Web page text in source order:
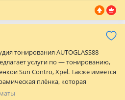
тонирования AUTOGLASS88
услуги по — тонированию,
Sun Contro, Xpel. Также имеется
плёнка, которая
вас от ультрафиолета на 99%